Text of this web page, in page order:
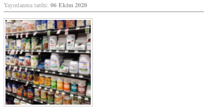
Yayınlanma tarihi: 06 Ekim 2020